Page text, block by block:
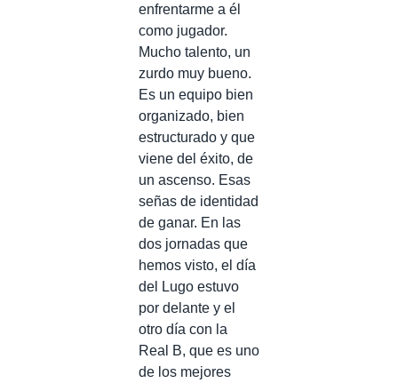
enfrentarme a él
como jugador.
Mucho talento, un
zurdo muy bueno.
Es un equipo bien
organizado, bien
estructurado y que
viene del éxito, de
un ascenso. Esas
señas de identidad
de ganar. En las
dos jornadas que
hemos visto, el día
del Lugo estuvo
por delante y el
otro día con la
Real B, que es uno
de los mejores